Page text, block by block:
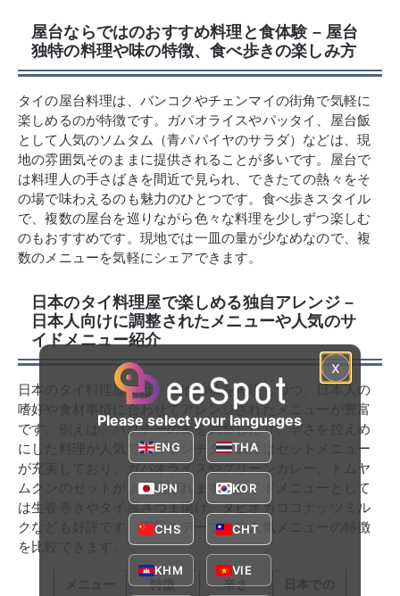
屋台ならではのおすすめ料理と食体験 – 屋台
独特の料理や味の特徴、食べ歩きの楽しみ方
タイの屋台料理は、バンコクやチェンマイの街角で気軽に
楽しめるのが特徴です。ガパオライスやパッタイ、屋台飯
として人気のソムタム（青パパイヤのサラダ）などは、現
地の雰囲気そのままに提供されることが多いです。屋台で
は料理人の手さばきを間近で見られ、できたての熱々をそ
の場で味わえるのも魅力のひとつです。食べ歩きスタイル
で、複数の屋台を巡りながら色々な料理を少しずつ楽しむ
のもおすすめです。現地では一皿の量が少なめなので、複
数のメニューを気軽にシェアできます。
日本のタイ料理屋で楽しめる独自アレンジ –
日本人向けに調整されたメニューや人気のサ
イドメニュー紹介
日本のタイ料理屋では、現地の味を再現しつつ、日本人の
嗜好や食材事情に合わせてアレンジされたメニューが豊富
です。例えば、パクチーの量を調整したり、辛さを控えめ
にした料理が人気です。ランチタイムにはセットメニュー
が充実しており、ガパオライスやグリーンカレー、トムヤ
ムクンのセットがよく選ばれます。サイドメニューとして
は生春巻きやタイ風さつま揚げ、タピオカココナッツミル
クなども好評です。下記のテーブルで人気メニューの特徴
を比較できます。
特徴 辛さ
x
Please select your languages
ENG THA
JPN KOR
CHS CHT
KHM VIE